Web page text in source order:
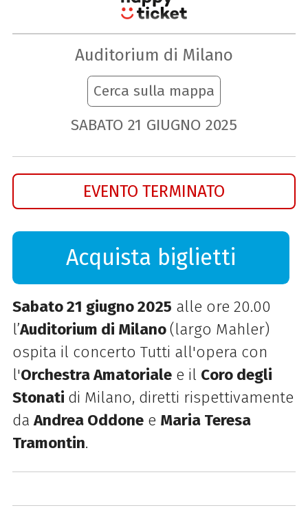
Auditorium di Milano
Cerca sulla mappa
SABATO 21 GIUGNO 2025
EVENTO TERMINATO
Acquista biglietti
Sabato 21 giugno 2025 alle ore 20.00
l’Auditorium di Milano(largo Mahler)
ospita il concerto Tutti all'opera con
l'Orchestra Amatorialee il Coro degli
Stonati di Milano, diretti rispettivamente
daAndrea Oddonee Maria Teresa
Tramontin.